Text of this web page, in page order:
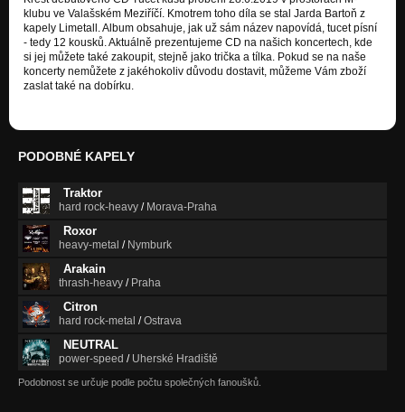
Nezařazeno
klubu ve Valašském Meziříčí. Kmotrem toho díla se stal Jarda Bartoň z
kapely Limetall. Album obsahuje, jak už sám název napovídá, tucet písní
- tedy 12 kousků. Aktuálně prezentujeme CD na našich koncertech, kde
si jej můžete také zakoupit, stejně jako trička a tílka. Pokud se na naše
koncerty nemůžete z jakéhokoliv důvodu dostavit, můžeme Vám zboží
zaslat také na dobírku.
PODOBNÉ KAPELY
Traktor
hard rock-heavy / Morava-Praha
Roxor
heavy-metal / Nymburk
Arakain
thrash-heavy / Praha
Citron
hard rock-metal /Ostrava
NEUTRAL
power-speed / Uherské Hradiště
Podobnost se určuje podle počtu společných fanoušků.